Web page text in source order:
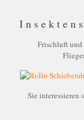
Frischluft und
Sie interessieren